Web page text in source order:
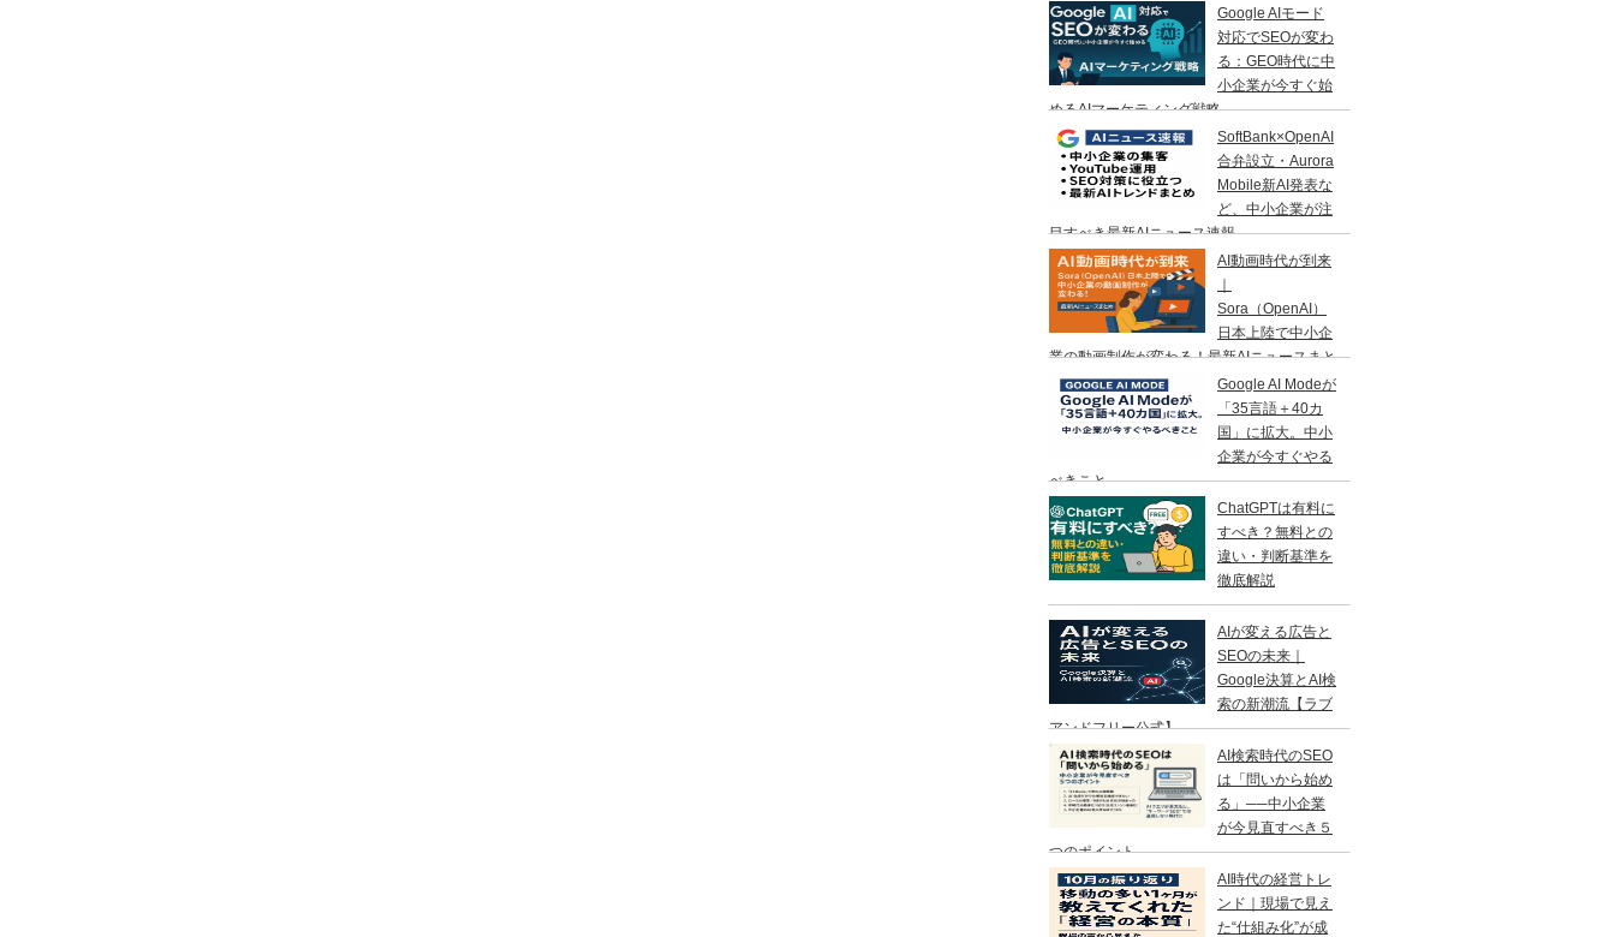
Google AIモード
対応でSEOが変わ
る：GEO時代に中
小企業が今すぐ始
めるAIマーケティング戦略
SoftBank×OpenAI
合弁設立・Aurora
Mobile新AI発表な
ど、中小企業が注
目すべき最新AIニュース速報
AI動画時代が到来
Sora（OpenAI）
日本上陸で中小企
業の動画制作が変わる！最新AIニュースまと
め
Google AI Modeが
「35言語＋40カ
国」に拡大。中小
企業が今すぐやる
べきこと
ChatGPTは有料に
すべき？無料との
違い・判断基準を
徹底解説
AIが変える広告と
SEOの未来｜
Google決算とAI検
索の新潮流【ラブ
アンドフリー公式】
AI検索時代のSEO
は「問いから始め
る」──中小企業
が今見直すべき５
つのポイント
AI時代の経営トレ
ンド｜現場で見え
た“仕組み化”が成